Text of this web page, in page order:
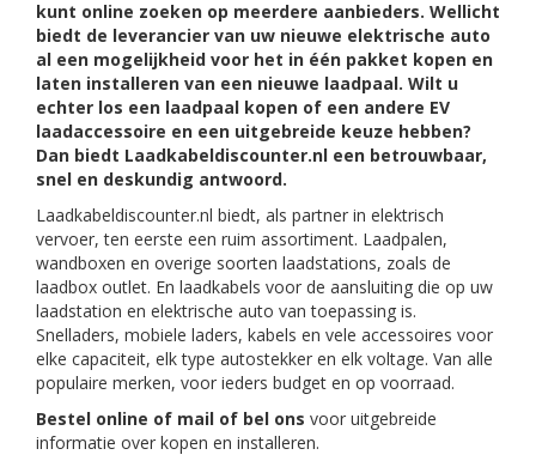
kunt online zoeken op meerdere aanbieders. Wellicht
biedt de leverancier van uw nieuwe elektrische auto
al een mogelijkheid voor het in één pakket kopen en
laten installeren van een nieuwe laadpaal. Wilt u
echter los een laadpaal kopen of een andere EV
laadaccessoire en een uitgebreide keuze hebben?
Dan biedt Laadkabeldiscounter.nl een betrouwbaar,
snel en deskundig antwoord.
Laadkabeldiscounter.nl biedt, als partner in elektrisch
vervoer, ten eerste een ruim assortiment. Laadpalen,
wandboxen en overige soorten laadstations, zoals de
laadbox outlet. En laadkabels voor de aansluiting die op uw
laadstation en elektrische auto van toepassing is.
Snelladers, mobiele laders, kabels en vele accessoires voor
elke capaciteit, elk type autostekker en elk voltage. Van alle
populaire merken, voor ieders budget en op voorraad.
Bestel online of mail of bel ons voor uitgebreide
informatie over kopen en installeren.